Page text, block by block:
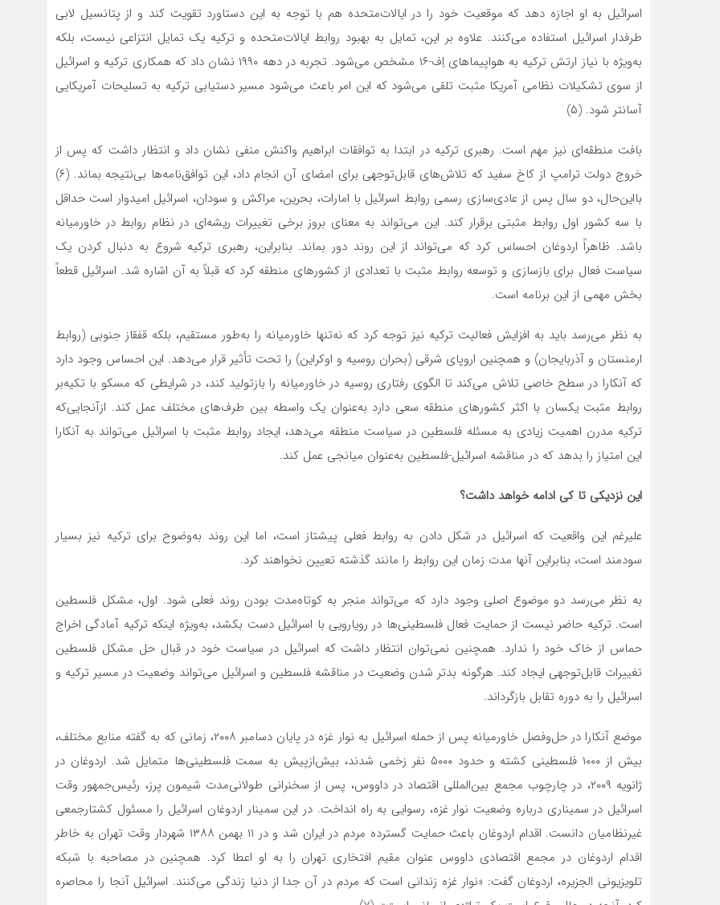
اسرائیل به او اجازه دهد که موقعیت خود را در ایالات‌متحده هم با توجه به این دستاورد تقویت کند و از پتانسیل لابی
طرفدار اسرائیل استفاده می‌کنند. علاوه بر این، تمایل به بهبود روابط ایالات‌متحده و ترکیه یک تمایل انتزاعی نیست، بلکه
به‌ویژه با نیاز ارتش ترکیه به هواپیماهای اِف-۱۶ مشخص می‌شود. تجربه در دهه ۱۹۹۰ نشان داد که همکاری ترکیه و اسرائیل
از سوی تشکیلات نظامی آمریکا مثبت تلقی می‌شود که این امر باعث می‌شود مسیر دستیابی ترکیه به تسلیحات آمریکایی
آسانتر شود. (۵)
بافت منطقه‌ای نیز مهم است. رهبری ترکیه در ابتدا به توافقات ابراهیم واکنش منفی نشان داد و انتظار داشت که پس از
خروج دولت ترامپ از کاخ سفید که تلاش‌های قابل‌توجهی برای امضای آن انجام داد، این توافق‌نامه‌ها بی‌نتیجه بماند. (۶)
بااین‌حال، دو سال پس از عادی‌سازی رسمی روابط اسرائیل با امارات، بحرین، مراکش و سودان، اسرائیل امیدوار است حداقل
با سه کشور اول روابط مثبتی برقرار کند. این می‌تواند به معنای بروز برخی تغییرات ریشه‌ای در نظام روابط در خاورمیانه
باشد. ظاهراً اردوغان احساس کرد که می‌تواند از این روند دور بماند. بنابراین، رهبری ترکیه شروع به دنبال کردن یک
سیاست فعال برای بازسازی و توسعه روابط مثبت با تعدادی از کشورهای منطقه کرد که قبلاً به آن اشاره شد. اسرائیل قطعاً
بخش مهمی از این برنامه است.
به نظر می‌رسد باید به افزایش فعالیت ترکیه نیز توجه کرد که نه‌تنها خاورمیانه را به‌طور مستقیم، بلکه قفقاز جنوبی (روابط
ارمنستان و آذربایجان) و همچنین اروپای شرقی (بحران روسیه و اوکراین) را تحت تأثیر قرار می‌دهد. این احساس وجود دارد
که آنکارا در سطح خاصی تلاش می‌کند تا الگوی رفتاری روسیه در خاورمیانه را بازتولید کند، در شرایطی که مسکو با تکیه‌بر
روابط مثبت یکسان با اکثر کشورهای منطقه سعی دارد به‌عنوان یک واسطه بین طرف‌های مختلف عمل کند. ازآنجایی‌که
ترکیه مدرن اهمیت زیادی به مسئله فلسطین در سیاست منطقه می‌دهد، ایجاد روابط مثبت با اسرائیل می‌تواند به آنکارا
این امتیاز را بدهد که در مناقشه اسرائیل-فلسطین به‌عنوان میانجی عمل کند.
این نزدیکی تا کی ادامه خواهد داشت؟
علیرغم این واقعیت که اسرائیل در شکل دادن به روابط فعلی پیشتاز است، اما این روند به‌وضوح برای ترکیه نیز بسیار
سودمند است، بنابراین آنها مدت زمان این روابط را مانند گذشته تعیین نخواهند کرد.
به نظر می‌رسد دو موضوع اصلی وجود دارد که می‌تواند منجر به کوتاه‌مدت بودن روند فعلی شود. اول، مشکل فلسطین
است. ترکیه حاضر نیست از حمایت فعال فلسطینی‌ها در رویارویی با اسرائیل دست بکشد، به‌ویژه اینکه ترکیه آمادگی اخراج
حماس از خاک خود را ندارد. همچنین نمی‌توان انتظار داشت که اسرائیل در سیاست خود در قبال حل مشکل فلسطین
تغییرات قابل‌توجهی ایجاد کند. هرگونه بدتر شدن وضعیت در مناقشه فلسطین و اسرائیل می‌تواند وضعیت در مسیر ترکیه و
اسرائیل را به دوره تقابل بازگرداند.
موضع آنکارا در حل‌وفصل خاورمیانه پس از حمله اسرائیل به نوار غزه در پایان دسامبر ۲۰۰۸، زمانی که به گفته منابع مختلف،
بیش از ۱۰۰۰ فلسطینی کشته و حدود ۵۰۰۰ نفر زخمی شدند، بیش‌ازپیش به سمت فلسطینی‌ها متمایل شد. اردوغان در
ژانویه ۲۰۰۹، در چارچوب مجمع بین‌المللی اقتصاد در داووس، پس از سخنرانی طولانی‌مدت شیمون پرز، رئیس‌جمهور وقت
اسرائیل در سمیناری درباره وضعیت نوار غزه، رسوایی به راه انداخت. در این سمینار اردوغان اسرائیل را مسئول کشتارجمعی
غیرنظامیان دانست. اقدام اردوغان باعث حمایت گسترده مردم در ایران شد و در ۱۱ بهمن ۱۳۸۸ شهردار وقت تهران به خاطر
اقدام اردوغان در مجمع اقتصادی داووس عنوان مقیم افتخاری تهران را به او اعطا کرد. همچنین در مصاحبه با شبکه
تلویزیونی الجزیره، اردوغان گفت: «نوار غزه زندانی است که مردم در آن جدا از دنیا زندگی می‌کنند. اسرائیل آنجا را محاصره